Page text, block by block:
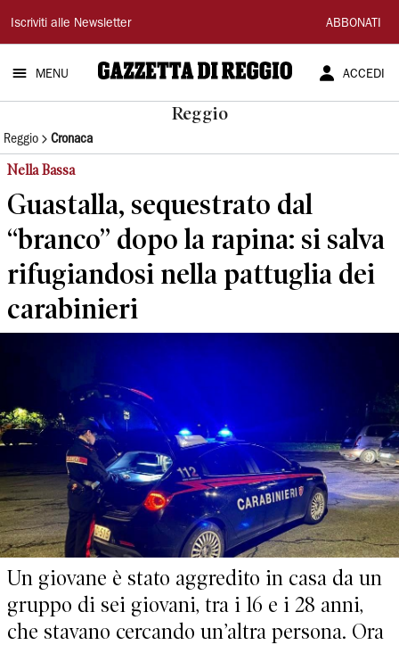
Gazzetta
di
Reggio
Iscriviti alle Newsletter ABBONATI
MENU ACCEDI
Reggio
Reggio Cronaca
Nella Bassa
Guastalla, sequestrato dal
“branco” dopo la rapina: si salva
rifugiandosi nella pattuglia dei
carabinieri
Un giovane è stato aggredito in casa da un
gruppo di sei giovani, tra i 16 e i 28 anni,
che stavano cercando un’altra persona. Ora